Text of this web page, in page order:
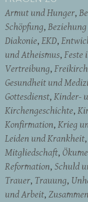
Armut und Hunger
Schöpfung
Diakonie EKD
und Atheismus Feste
Vertreibung
Gesundheit und
Gottesdienst Kinder-
Kirchengeschichte
Konfirmation Krieg
Leiden und Krankheit
Mitgliedschaft
Reformation Schuld
Trauer Trauung
und Arbeit